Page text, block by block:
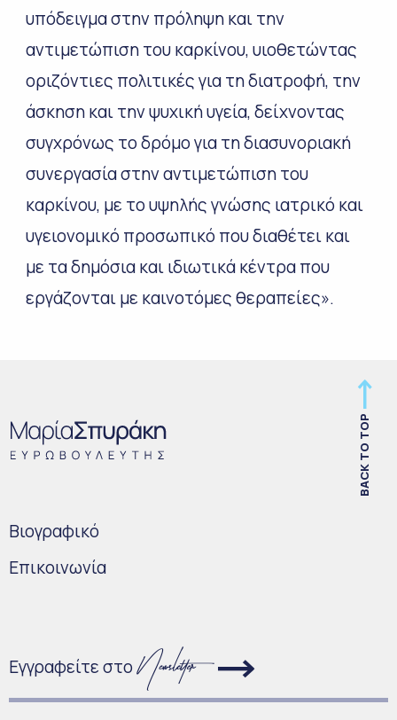
υπόδειγμα στην πρόληψη και την
αντιμετώπιση του καρκίνου, υιοθετώντας
οριζόντιες πολιτικές για τη διατροφή, την
άσκηση και την ψυχική υγεία, δείχνοντας
συγχρόνως το δρόμο για τη διασυνοριακή
συνεργασία στην αντιμετώπιση του
καρκίνου, με το υψηλής γνώσης ιατρικό και
υγειονομικό προσωπικό που διαθέτει και
με τα δημόσια και ιδιωτικά κέντρα που
εργάζονται με καινοτόμες θεραπείες».
BACK TO TOP
Bιογραφικό
Επικοινωνία
Εγγραφείτε στο